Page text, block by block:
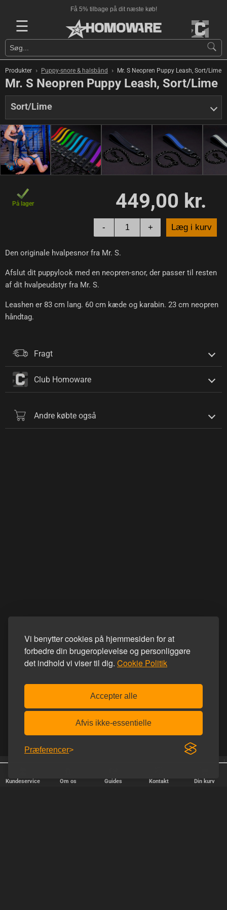
Vi benytter cookies på hjemmesiden for at
forbedre din brugeroplevelse og personliggøre
det indhold vi viser til dig. Cookie Politik
Accepter alle
Afvis ikke-essentielle
Præferencer
Få 5% tilbage på dit næste køb!
☰
Produkter › Puppy-snore & halsbånd › Mr. S Neopren Puppy Leash, Sort/Lime
Mr. S Neopren Puppy Leash, Sort/Lime
Sort/Lime
På lager 449,00 kr.
- + Læg i kurv
Den originale hvalpesnor fra Mr. S.
Afslut dit puppylook med en neopren-snor, der passer til resten
af ​​dit hvalpeudstyr fra Mr. S.
Leashen er 83 cm lang. 60 cm kæde og karabin. 23 cm neopren
håndtag.
Fragt
Club Homoware
Andre købte også
Kundeservice Om os Guides Kontakt Din kurv